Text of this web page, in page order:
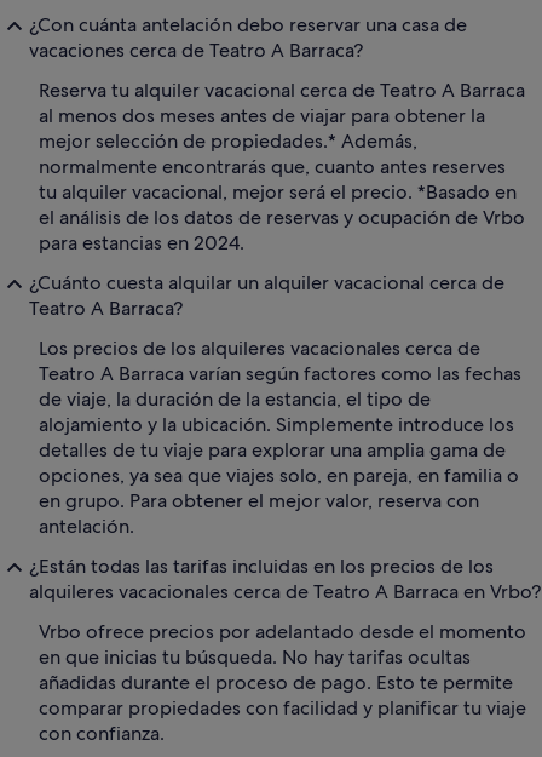
¿Con cuánta antelación debo reservar una casa de
vacaciones cerca de Teatro A Barraca?
Reserva tu alquiler vacacional cerca de Teatro A Barraca
al menos dos meses antes de viajar para obtener la
mejor selección de propiedades.* Además,
normalmente encontrarás que, cuanto antes reserves
tu alquiler vacacional, mejor será el precio. *Basado en
el análisis de los datos de reservas y ocupación de Vrbo
para estancias en 2024.
¿Cuánto cuesta alquilar un alquiler vacacional cerca de
Teatro A Barraca?
Los precios de los alquileres vacacionales cerca de
Teatro A Barraca varían según factores como las fechas
de viaje, la duración de la estancia, el tipo de
alojamiento y la ubicación. Simplemente introduce los
detalles de tu viaje para explorar una amplia gama de
opciones, ya sea que viajes solo, en pareja, en familia o
en grupo. Para obtener el mejor valor, reserva con
antelación.
¿Están todas las tarifas incluidas en los precios de los
alquileres vacacionales cerca de Teatro A Barraca en Vrbo?
Vrbo ofrece precios por adelantado desde el momento
en que inicias tu búsqueda. No hay tarifas ocultas
añadidas durante el proceso de pago. Esto te permite
comparar propiedades con facilidad y planificar tu viaje
con confianza.